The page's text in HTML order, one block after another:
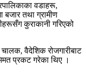
वडाहरू,
बजार तथा ग्रामीण
कुराकानी गरिएको
चालक, वैदेशिक रोजगारीबाट
प्रकट गरेका थिए ।